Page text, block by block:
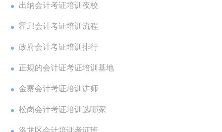
出纳会计考证培训夜校
霍邱会计考证培训流程
政府会计考证培训排行
正规的会计证考证培训基地
金寨会计考证培训讲师
松岗会计考证培训选哪家
洛龙区会计培训考证班